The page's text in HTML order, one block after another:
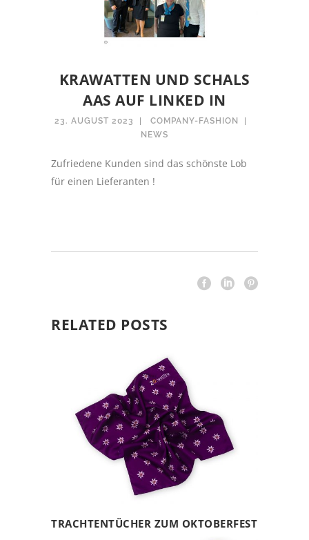
KRAWATTEN UND SCHALS
AAS AUF LINKED IN
23. AUGUST 2023
COMPANY-FASHION
NEWS
Zufriedene Kunden sind das schönste Lob
für einen Lieferanten !
RELATED POSTS
TRACHTENTÜCHER ZUM OKTOBERFEST